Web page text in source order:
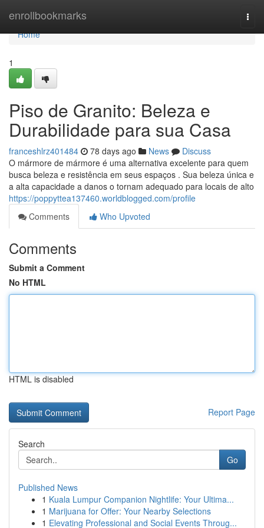
enrollbookmarks
Home
Home
1
Piso de Granito: Beleza e
Durabilidade para sua Casa
franceshlrz401484 78 days ago News
Discuss
O mármore de mármore é uma alternativa excelente para quem
busca beleza e resistência em seus espaços . Sua beleza única e
a alta capacidade a danos o tornam adequado para locais de alto
https://poppyttea137460.worldblogged.com/profile
Comments
Who Upvoted
Comments
Submit a Comment
No HTML
HTML is disabled
Report Page
Search
Go
Published News
1 Kuala Lumpur Companion Nightlife: Your Ultima...
1 Marijuana for Offer: Your Nearby Selections
1 Elevating Professional and Social Events Throug...